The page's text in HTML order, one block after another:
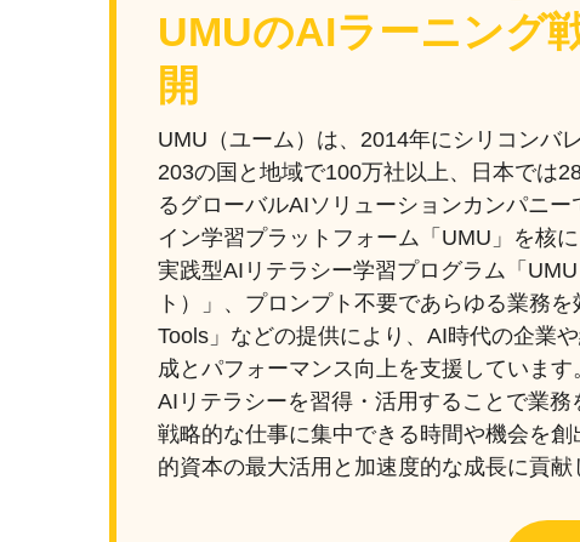
UMUのAIラーニング
開
UMU（ユーム）は、2014年にシリコンバ
203の国と地域で100万社以上、日本では
るグローバルAIソリューションカンパニ
イン学習プラットフォーム「UMU」を核
実践型AIリテラシー学習プログラム「
ト）」、プロンプト不要であらゆる業務
Tools」などの提供により、AI時代の企業
成とパフォーマンス向上を支援しています
AIリテラシーを習得・活用することで業
戦略的な仕事に集中できる時間や機会を創
的資本の最大活用と加速度的な成長に貢献